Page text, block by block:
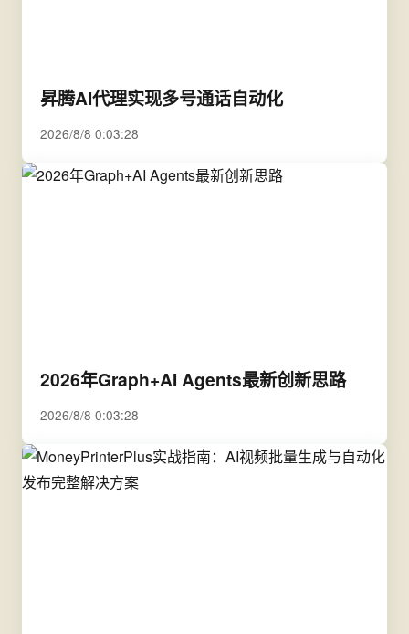
昇腾AI代理实现多号通话自动化
2026/8/8 0:03:28
2026年Graph+AI Agents最新创新思路
2026/8/8 0:03:28